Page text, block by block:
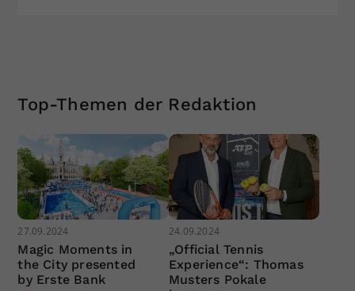
Top-Themen der Redaktion
27.09.2024
Magic Moments in
the City presented
by Erste Bank
24.09.2024
„Official Tennis
Experience“: Thomas
Musters Pokale